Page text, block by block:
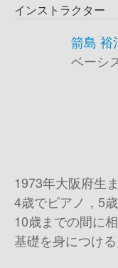
インストラクター
箭島 裕
ベーシ
1973年大阪府生ま
4歳でピアノ，5
10歳までの間に
基礎を身につける